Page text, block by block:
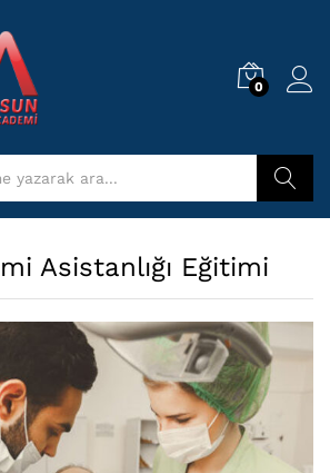
0
Asistanlığı Eğitimi